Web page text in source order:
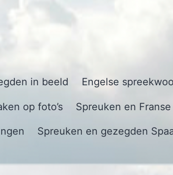
in beeld Engelse
op foto’s Spreuken en
Spreuken en gezegden